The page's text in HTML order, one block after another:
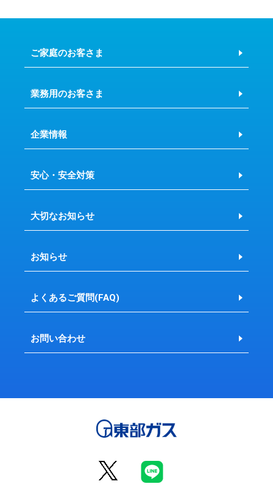
ご家庭のお客さま
業務用のお客さま
企業情報
安心・安全対策
大切なお知らせ
お知らせ
よくあるご質問(FAQ)
お問い合わせ